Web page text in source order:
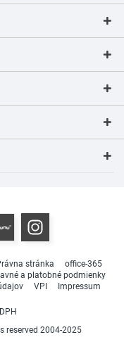
stránka
office-365
a platobné podmienky
VPI Impressum
reserved 2004-2025